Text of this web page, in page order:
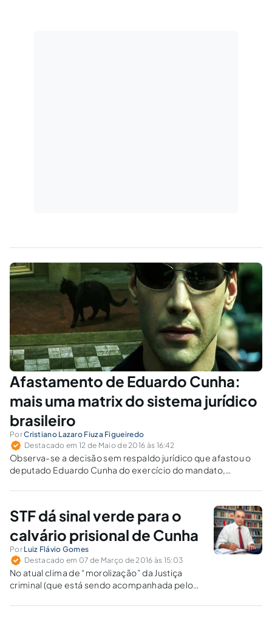
Afastamento de Eduardo Cunha:
mais uma matrix do sistema jurídico
brasileiro
PorCristiano Lazaro Fiuza Figueiredo
Destacado em 12 de Maio de 2016 às 16:42
Observa-se a decisão sem respaldo jurídico que afastou o
deputado Eduardo Cunha do exercício do mandato,
sistema matrix.
STF dá sinal verde para o
calvário prisional de Cunha
Por Luiz Flávio Gomes
Destacado em 07 de Março de 2016 às 15:03
No atual clima de “morolização” da Justiça
criminal (que está sendo acompanhada pelo
de inocência não deixa dúvida sobre isso), é